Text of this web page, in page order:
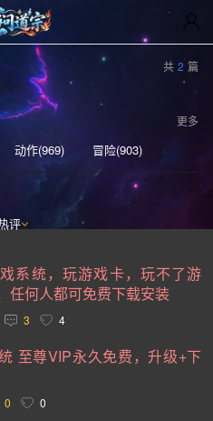
共 2 篇
动作(969)
冒险(903)
单人(571)
模拟(569)
休闲(528)
合作(350)
解谜(330)
经营(282)
日系游戏(278)
Rogue(224)
更多
评
系统，玩游戏卡，玩不了游
任何人都可免费下载安装
3 4
至尊VIP永久免费，升级+下
0 0